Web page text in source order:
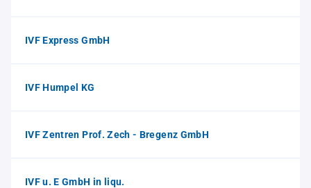
IVF Express GmbH
IVF Humpel KG
IVF Zentren Prof. Zech - Bregenz GmbH
IVF u. E GmbH in liqu.